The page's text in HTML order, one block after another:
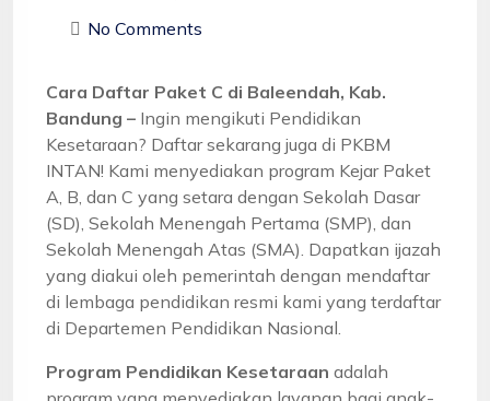
No Comments
Cara Daftar Paket C di Baleendah, Kab.
Bandung – Ingin mengikuti Pendidikan
Kesetaraan? Daftar sekarang juga di PKBM
INTAN! Kami menyediakan program Kejar Paket
A, B, dan C yang setara dengan Sekolah Dasar
(SD), Sekolah Menengah Pertama (SMP), dan
Sekolah Menengah Atas (SMA). Dapatkan ijazah
yang diakui oleh pemerintah dengan mendaftar
di lembaga pendidikan resmi kami yang terdaftar
di Departemen Pendidikan Nasional.
Program Pendidikan Kesetaraan adalah